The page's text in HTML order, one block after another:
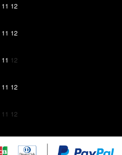
11 12
11 12
11 12
11 12
11 12